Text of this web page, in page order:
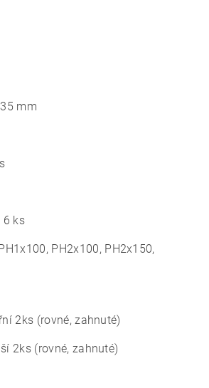
mm
6 ks
PH2x100, PH2x150,
2ks (rovné, zahnuté)
2ks (rovné, zahnuté)